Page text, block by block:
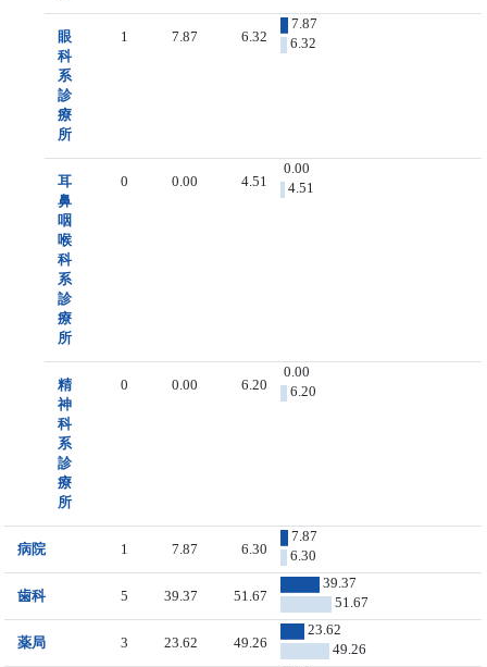
眼
科
系
診
療
所
1 7.87 6.32
7.87
6.32
耳
鼻
咽
喉
科
系
診
療
所
0 0.00 4.51
0.00
4.51
精
神
科
系
診
療
所
0 0.00 6.20
0.00
6.20
病院 1 7.87 6.30
7.87
6.30
歯科 5 39.37 51.67
39.37
51.67
薬局 3 23.62 49.26
23.62
49.26